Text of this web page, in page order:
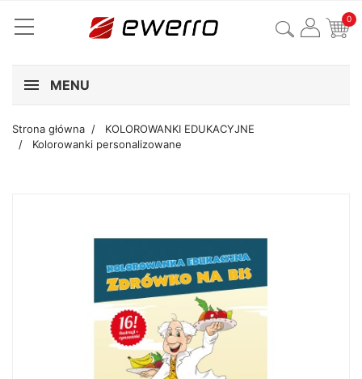
0
MENU
Strona główna
KOLOROWANKI EDUKACYJNE
Kolorowanki personalizowane